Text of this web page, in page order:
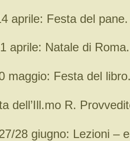
aprile: Festa del pane.
aprile: Natale di Roma.
maggio: Festa del
dell’Ill.mo R.
28 giugno: Lezioni –